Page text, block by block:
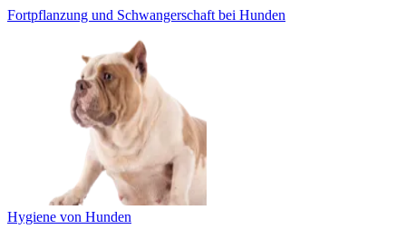
Fortpflanzung und Schwangerschaft bei Hunden
Hygiene von Hunden